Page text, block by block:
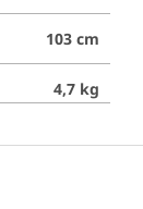
103 cm
4,7 kg